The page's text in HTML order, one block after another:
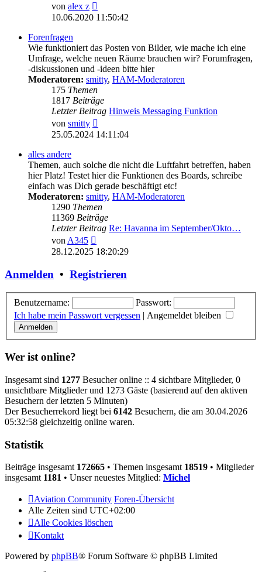
von alex z
Beitrag
10.06.2020 11:50:42
Forenfragen
Wie funktioniert das Posten von Bilder, wie mache ich eine
Umfrage, welche neuen Räume brauchen wir? Forumfragen,
-diskussionen und -ideen bitte hier
Moderatoren: smitty, HAM-Moderatoren
175 Themen
1817 Beiträge
Letzter Beitrag Hinweis Messaging Funktion
von smitty
Beitrag
25.05.2024 14:11:04
alles andere
Themen, auch solche die nicht die Luftfahrt betreffen, haben
hier Platz! Testet hier die Funktionen des Boards, schreibe
einfach was Dich gerade beschäftigt etc!
Moderatoren: smitty, HAM-Moderatoren
1290 Themen
11369 Beiträge
Letzter Beitrag Re: Havanna im September/Okto…
vonA345
Beitrag
28.12.2025 18:20:29
Anmelden • Registrieren
Benutzername:
Passwort:
Ich habe mein Passwort vergessen | Angemeldet bleiben
Wer ist online?
Insgesamt sind 1277 Besucher online :: 4 sichtbare Mitglieder, 0
unsichtbare Mitglieder und 1273 Gäste (basierend auf den aktiven
Besuchern der letzten 5 Minuten)
Der Besucherrekord liegt bei 6142 Besuchern, die am 30.04.2026
05:32:58 gleichzeitig online waren.
Statistik
Beiträge insgesamt 172665 • Themen insgesamt 18519 • Mitglieder
insgesamt 1181 • Unser neuestes Mitglied: Michel
Aviation Community Foren-Übersicht
Alle Zeiten sind UTC+02:00
Alle Cookies löschen
Kontakt
Powered by phpBB® Forum Software © phpBB Limited